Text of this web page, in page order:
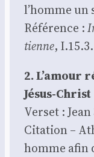
l’homme un
Réfé­rence :
tienne, I.15.3.
2. L’amour
Jésus-Christ
Ver­set : Jean
Cita­tion –
homme afin